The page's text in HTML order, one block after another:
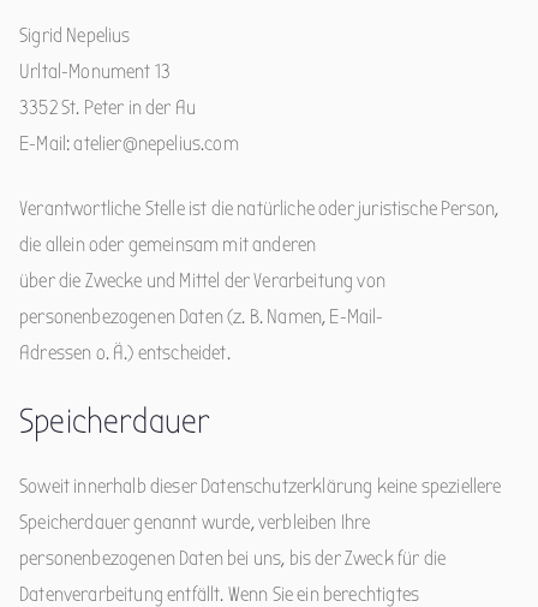
Sigrid Nepelius
Urltal-Monument 13
3352 St. Peter in der Au
E-Mail: atelier@nepelius.com
Verantwortliche Stelle ist die natürliche oder juristische Person,
die allein oder gemeinsam mit anderen
über die Zwecke und Mittel der Verarbeitung von
personenbezogenen Daten (z. B. Namen, E-Mail-
Adressen o. Ä.) entscheidet.
Speicherdauer
Soweit innerhalb dieser Datenschutzerklärung keine speziellere
Speicherdauer genannt wurde, verbleiben Ihre
personenbezogenen Daten bei uns, bis der Zweck für die
Datenverarbeitung entfällt. Wenn Sie ein berechtigtes